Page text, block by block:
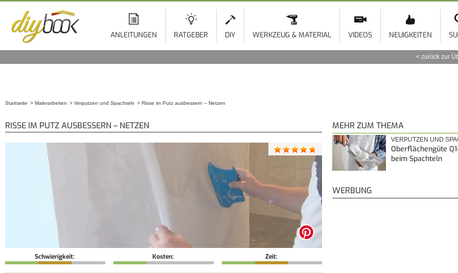
ANLEITUNGEN RATGEBER DIY WERKZEUG & MATERIAL VIDEOS NEUIGKEITEN
zurück zur
Startseite Malerarbeiten Verputzen und Spachteln Risse im Putz ausbessern – Netzen
RISSE IM PUTZ AUSBESSERN – NETZEN
Schwierigkeit: Kosten: Zeit:
MEHR ZUM THEMA
VERPUTZEN UND
Oberflächengüte
beim Spachteln
WERBUNG